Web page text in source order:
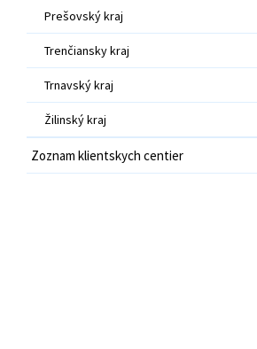
Prešovský kraj
Trenčiansky kraj
Trnavský kraj
Žilinský kraj
Zoznam klientskych centier